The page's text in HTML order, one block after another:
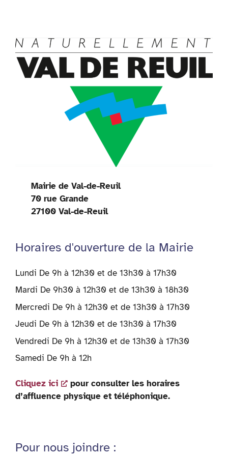
Mairie de Val-de-Reuil
70 rue Grande
27100 Val-de-Reuil
Horaires d'ouverture de la Mairie
Lundi De 9h à 12h30 et de 13h30 à 17h30
Mardi De 9h30 à 12h30 et de 13h30 à 18h30
Mercredi De 9h à 12h30 et de 13h30 à 17h30
Jeudi De 9h à 12h30 et de 13h30 à 17h30
Vendredi De 9h à 12h30 et de 13h30 à 17h30
Samedi De 9h à 12h
Cliquez ici
pour consulter les horaires
d’affluence physique et téléphonique.
Pour nous joindre :